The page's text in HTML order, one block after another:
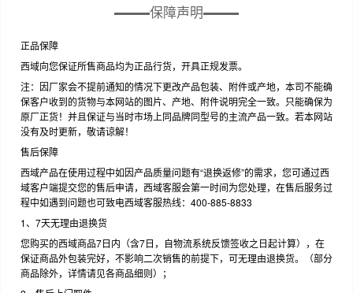
保障声明
正品保障
西域向您保证所售商品均为正品行货，开具正规发票。
注：因厂家会不提前通知的情况下更改产品包装、附件或产地，本司不能确
保客户收到的货物与本网站的图片、产地、附件说明完全一致。只能确保为
原厂正货！并且保证与当时市场上同品牌同型号的主流产品一致。若本网站
没有及时更新，敬请谅解！
售后保障
西域产品在使用过程中如因产品质量问题有“退换返修”的需求，您可通过西
域客户端提交您的售后申请，西域客服会第一时间为您处理，在售后服务过
程中如遇到问题也可致电西域客服热线：400-885-8833
1、7天无理由退换货
您购买的西域商品7日内（含7日，自物流系统反馈签收之日起计算），在
保证商品外包装完好，不影响二次销售的前提下，可无理由退换货。（部分
商品除外，详情请见各商品细则）；